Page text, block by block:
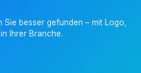
besser gefunden – mit Logo,
Ihrer Branche.